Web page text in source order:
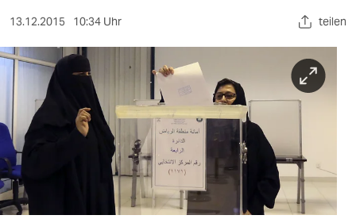
sport
berlin
nord
wahrheit
verlag
verlag
13.12.2015 10:34 Uhr teilen